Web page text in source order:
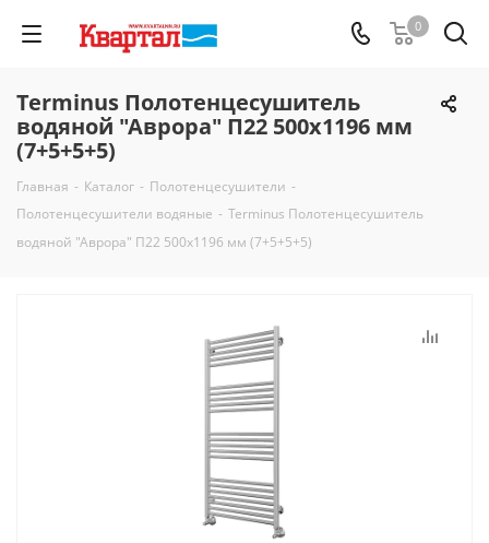
0
Terminus Полотенцесушитель
водяной "Аврора" П22 500х1196 мм
(7+5+5+5)
Главная - Каталог - Полотенцесушители -
Полотенцесушители водяные - Terminus Полотенцесушитель
водяной "Аврора" П22 500х1196 мм (7+5+5+5)